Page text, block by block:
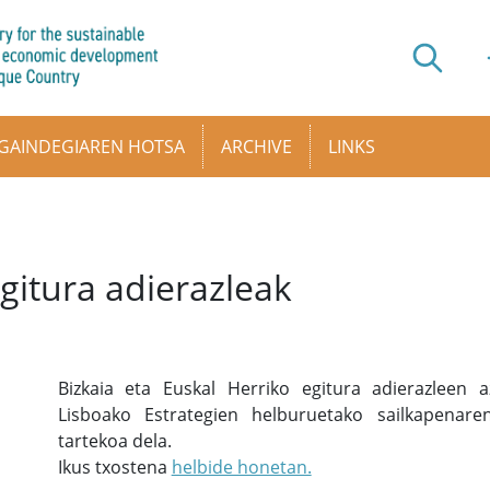
HOTSA ARCHIVE LINKS
adierazleak
Bizkaia eta Euskal Herriko egitura adierazleen
Lisboako Estrategien helburuetako
tartekoa dela.
Ikus txostena helbide honetan.